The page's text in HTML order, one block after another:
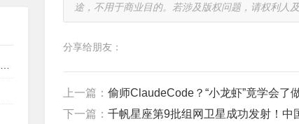
途，不用于商业目的。若涉及版权问题，请权利人
分享给朋友：
上一篇： 偷师ClaudeCode？“小龙虾”竟学会
下一篇： 千帆星座第9批组网卫星成功发射！中